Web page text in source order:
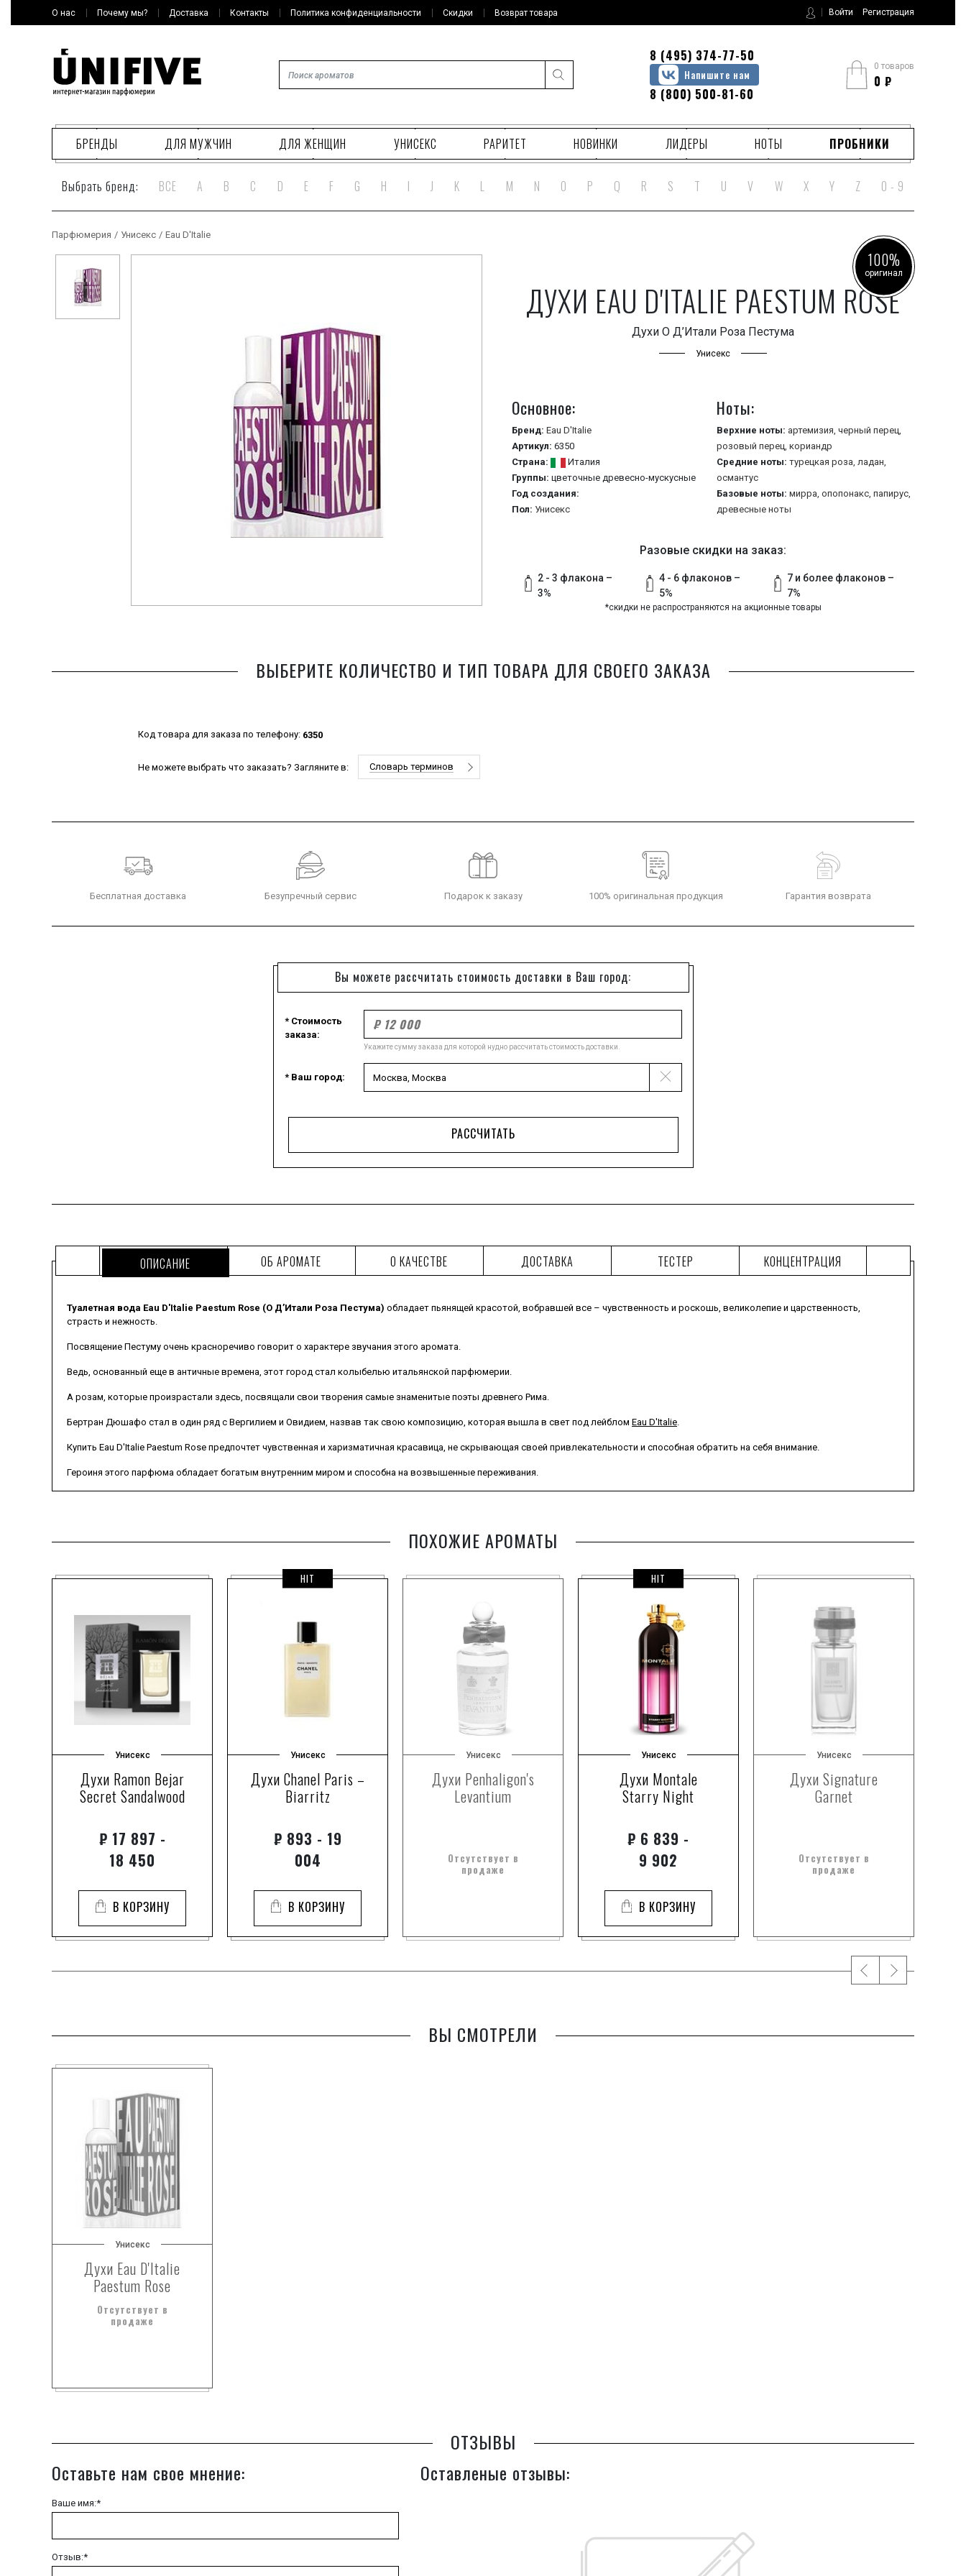
О нас Почему мы? Доставка Контакты Политика конфиденциальности Скидки Возврат товара Войти Регистрация
8 (495) 374-77-50
Напишите нам
8 (800) 500-81-60
0 товаров
0 ₽
БРЕНДЫ ДЛЯ МУЖЧИН ДЛЯ ЖЕНЩИН УНИСЕКС РАРИТЕТ НОВИНКИ ЛИДЕРЫ НОТЫ ПРОБНИКИ
Выбрать бренд: ВСЕ A B C D E F G H I J K L M N O P Q R S T U V W X Y Z 0 - 9
Парфюмерия / Унисекс / Eau D'Italie
100%
оригинал
ДУХИ EAU D'ITALIE PAESTUM ROSE
Духи О Д’Итали Роза Пестума
Унисекс
Основное:
Бренд: Eau D'Italie
Артикул: 6350
Страна:
Италия
Группы: цветочные древесно-мускусные
Год создания:
Пол: Унисекс
Ноты:
Верхние ноты: артемизия, черный перец,
розовый перец, кориандр
Средние ноты: турецкая роза, ладан,
османтус
Базовые ноты: мирра, опопонакс, папирус,
древесные ноты
Разовые скидки на заказ:
2 - 3 флакона –
3%
4 - 6 флаконов –
5%
7 и более флаконов –
7%
*скидки не распространяются на акционные товары
ВЫБЕРИТЕ КОЛИЧЕСТВО И ТИП ТОВАРА ДЛЯ СВОЕГО ЗАКАЗА
Код товара для заказа по телефону: 6350
Не можете выбрать что заказать? Загляните в: Словарь терминов
Бесплатная доставка Безупречный сервис Подарок к заказу 100% оригинальная продукция Гарантия возврата
Вы можете рассчитать стоимость доставки в Ваш город:
* Стоимость
заказа:
Укажите сумму заказа для которой нудно рассчитать стоимость доставки.
* Ваш город:
РАССЧИТАТЬ
ОПИСАНИЕ ОБ АРОМАТЕ О КАЧЕСТВЕ ДОСТАВКА ТЕСТЕР КОНЦЕНТРАЦИЯ
Туалетная вода Eau D'Italie Paestum Rose (О Д’Итали Роза Пестума) обладает пьянящей красотой, вобравшей все – чувственность и роскошь, великолепие и царственность,
страсть и нежность.
Посвящение Пестуму очень красноречиво говорит о характере звучания этого аромата.
Ведь, основанный еще в античные времена, этот город стал колыбелью итальянской парфюмерии.
А розам, которые произрастали здесь, посвящали свои творения самые знаменитые поэты древнего Рима.
Бертран Дюшафо стал в один ряд с Вергилием и Овидием, назвав так свою композицию, которая вышла в свет под лейблом Eau D'Italie.
Купить Eau D'Italie Paestum Rose предпочтет чувственная и харизматичная красавица, не скрывающая своей привлекательности и способная обратить на себя внимание.
Героиня этого парфюма обладает богатым внутренним миром и способна на возвышенные переживания.
ПОХОЖИЕ АРОМАТЫ
Унисекс
Духи Ramon Bejar
Secret Sandalwood
₽ 17 897 -
18 450
В КОРЗИНУ
HIT
Унисекс
Духи Chanel Paris –
Biarritz
₽ 893 - 19
004
В КОРЗИНУ
Унисекс
Духи Penhaligon's
Levantium
Отсутствует в
продаже
HIT
Унисекс
Духи Montale
Starry Night
₽ 6 839 -
9 902
В КОРЗИНУ
Унисекс
Духи Signature
Garnet
Отсутствует в
продаже
ВЫ СМОТРЕЛИ
Унисекс
Духи Eau D'Italie
Paestum Rose
Отсутствует в
продаже
ОТЗЫВЫ
Оставьте нам свое мнение:
Ваше имя:*
Отзыв:*
Оставленые отзывы: